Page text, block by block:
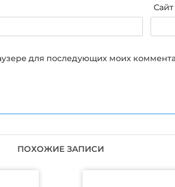
Сайт
для последующих моих
ПОХОЖИЕ ЗАПИСИ